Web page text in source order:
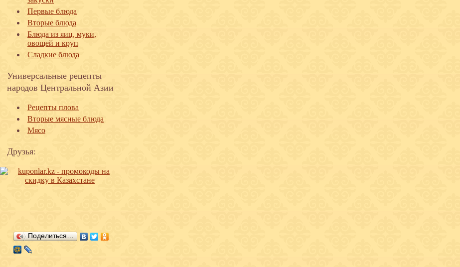
Первые блюда
Вторые блюда
Блюда из яиц, муки,
овощей и круп
Сладкие блюда
Универсальные рецепты
народов Центральной Азии
Рецепты плова
Вторые мясные блюда
Мясо
Друзья:
Поделиться…